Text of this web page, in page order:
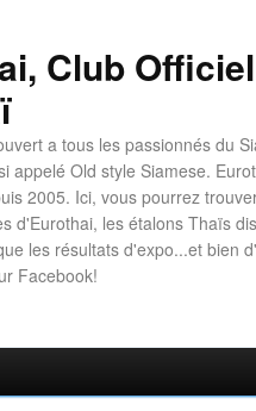
Club
a tous les passionnés du
appelé Old style Siamese.
2005. Ici, vous pourrez
d'Eurothai, les étalons Thaïs
les résultats d'expo...et bien
Facebook!